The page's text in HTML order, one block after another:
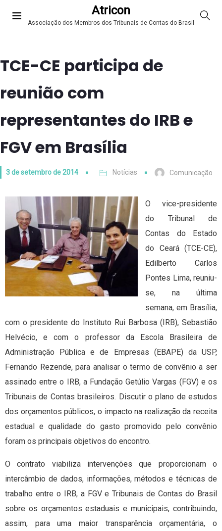
Atricon
Associação dos Membros dos Tribunais de Contas do Brasil
TCE-CE participa de
reunião com
representantes do IRB e
FGV em Brasília
3 de setembro de 2014 Notícias Comunicação
O vice-presidente
do Tribunal de
Contas do Estado
do Ceará (TCE-CE),
Edilberto Carlos
Pontes Lima, reuniu-
se, na última
semana, em Brasília,
com o presidente do Instituto Rui Barbosa (IRB), Sebastião
Helvécio, e com o professor da Escola Brasileira de
Administração Pública e de Empresas (EBAPE) da USP,
Fernando Rezende, para analisar o termo de convênio a ser
assinado entre o IRB, a Fundação Getúlio Vargas (FGV) e os
Tribunais de Contas brasileiros. Discutir o plano de estudos
dos orçamentos públicos, o impacto na realização da receita
estadual e qualidade do gasto promovido pelo convênio
foram os principais objetivos do encontro.
O contrato viabiliza intervenções que proporcionam o
intercâmbio de dados, informações, métodos e técnicas de
trabalho entre o IRB, a FGV e Tribunais de Contas do Brasil
sobre os orçamentos estaduais e municipais, contribuindo,
assim, para uma maior transparência orçamentária, o